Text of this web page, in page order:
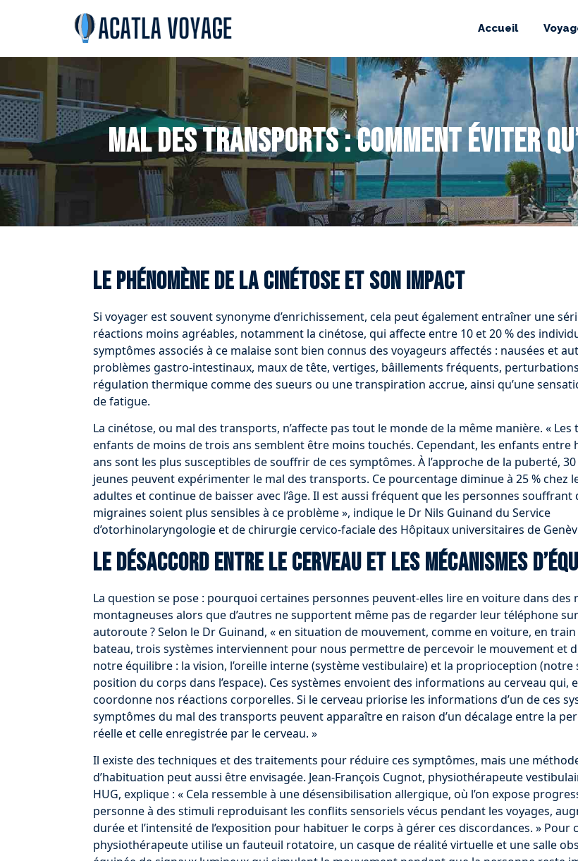
Accueil
Mal des transports : comment éviter
Le phénomène de la cinétose et son impact
Si voyager est souvent synonyme d’enrichissement, cela peut également entraîner une
réactions moins agréables, notamment la cinétose, qui affecte entre 10 et 20 % des
symptômes associés à ce malaise sont bien connus des voyageurs affectés : nausées et
problèmes gastro-intestinaux, maux de tête, vertiges, bâillements fréquents,
régulation thermique comme des sueurs ou une transpiration accrue, ainsi qu’une
de fatigue.
La cinétose, ou mal des transports, n’affecte pas tout le monde de la même manière. « Les
enfants de moins de trois ans semblent être moins touchés. Cependant, les enfants entre
ans sont les plus susceptibles de souffrir de ces symptômes. À l’approche de la puberté, 30
jeunes peuvent expérimenter le mal des transports. Ce pourcentage diminue à 25 % chez
adultes et continue de baisser avec l’âge. Il est aussi fréquent que les personnes souffrant
migraines soient plus sensibles à ce problème », indique le Dr Nils Guinand du Service
d’otorhinolaryngologie et de chirurgie cervico-faciale des Hôpitaux universitaires de
Le désaccord entre le cerveau et les mécanismes
La question se pose : pourquoi certaines personnes peuvent-elles lire en voiture dans des
montagneuses alors que d’autres ne supportent même pas de regarder leur téléphone
autoroute ? Selon le Dr Guinand, « en situation de mouvement, comme en voiture, en
bateau, trois systèmes interviennent pour nous permettre de percevoir le mouvement et
notre équilibre : la vision, l’oreille interne (système vestibulaire) et la proprioception (notre
position du corps dans l’espace). Ces systèmes envoient des informations au cerveau qui,
coordonne nos réactions corporelles. Si le cerveau priorise les informations d’un de ces
symptômes du mal des transports peuvent apparaître en raison d’un décalage entre la
réelle et celle enregistrée par le cerveau. »
Il existe des techniques et des traitements pour réduire ces symptômes, mais une
d’habituation peut aussi être envisagée. Jean-François Cugnot, physiothérapeute
HUG, explique : « Cela ressemble à une désensibilisation allergique, où l’on expose
personne à des stimuli reproduisant les conflits sensoriels vécus pendant les voyages,
durée et l’intensité de l’exposition pour habituer le corps à gérer ces discordances. » Pour
physiothérapeute utilise un fauteuil rotatoire, un casque de réalité virtuelle et une salle